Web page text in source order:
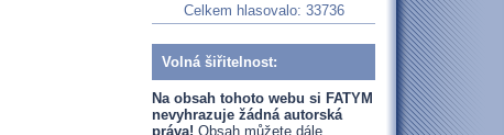
Celkem hlasovalo: 33736
Volná šiřitelnost:
Na obsah tohoto webu si FATYM
nevyhrazuje žádná autorská
práva! Obsah můžete dále